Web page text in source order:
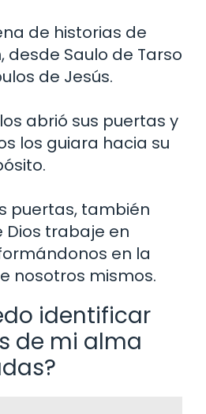
de historias de
Saulo de Tarso
de Jesús.
abrió sus puertas y
los guiara hacia su
puertas, también
trabaje en
en la
nosotros mismos.
identificar
de mi alma